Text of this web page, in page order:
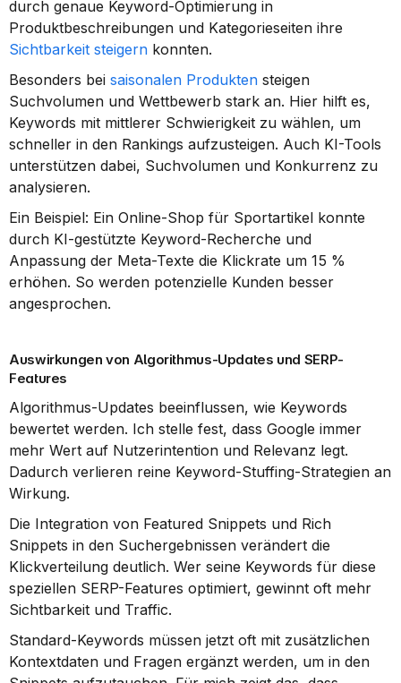
durch genaue Keyword-Optimierung in
Sichtbarkeit steigern konnten.
Besonders bei saisonalen Produkten steigen
Suchvolumen und Wettbewerb stark an. Hier hilft es,
Keywords mit mittlerer Schwierigkeit zu wählen, um
schneller in den Rankings aufzusteigen. Auch KI-Tools
unterstützen dabei, Suchvolumen und Konkurrenz zu
analysieren.
Ein Beispiel: Ein Online-Shop für Sportartikel konnte
durch KI-gestützte Keyword-Recherche und
Anpassung der Meta-Texte die Klickrate um 15 %
erhöhen. So werden potenzielle Kunden besser
angesprochen.
Auswirkungen von Algorithmus-Updates und SERP-
Features
Algorithmus-Updates beeinflussen, wie Keywords
bewertet werden. Ich stelle fest, dass Google immer
mehr Wert auf Nutzerintention und Relevanz legt.
Dadurch verlieren reine Keyword-Stuffing-Strategien an
Wirkung.
Die Integration von Featured Snippets und Rich
Snippets in den Suchergebnissen verändert die
Klickverteilung deutlich. Wer seine Keywords für diese
speziellen SERP-Features optimiert, gewinnt oft mehr
Sichtbarkeit und Traffic.
Standard-Keywords müssen jetzt oft mit zusätzlichen
Kontextdaten und Fragen ergänzt werden, um in den